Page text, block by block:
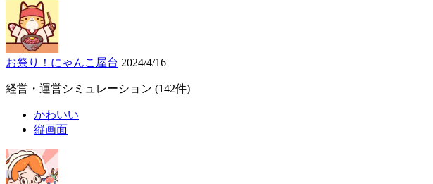
お祭り！にゃんこ屋台 2024/4/16
経営・運営シミュレーション (142件)
かわいい
縦画面